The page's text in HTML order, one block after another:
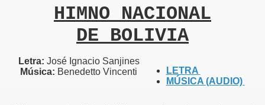
HIMNO NACIONAL
DE BOLIVIA
Letra: José Ignacio Sanjines
Música: Benedetto Vincenti
LETRA
MÚSICA (AUDIO)